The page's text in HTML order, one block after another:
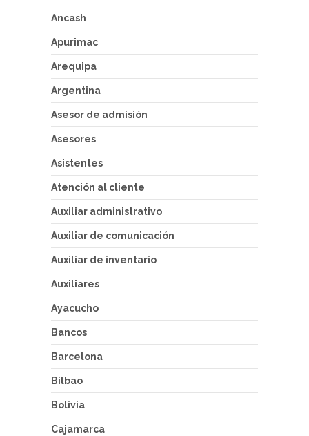
Ancash
Apurimac
Arequipa
Argentina
Asesor de admisión
Asesores
Asistentes
Atención al cliente
Auxiliar administrativo
Auxiliar de comunicación
Auxiliar de inventario
Auxiliares
Ayacucho
Bancos
Barcelona
Bilbao
Bolivia
Cajamarca